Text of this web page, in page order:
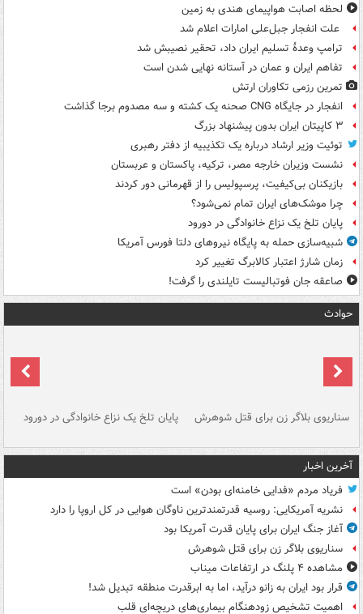
لحظه اصابت هواپیمای هندی به زمین
علت انفجار جبل‌علی امارات اعلام شد
ترامپ وعدۀ تسلیم ایران داد، تحقیر نصیبش شد
تفاهم ایران و عمان در آستانه نهایی شدن است
تمرین رزمی تکاوران ارتش
انفجار در جایگاه CNG صحنه یک کشته و سه مصدوم برجا گذاشت
۳ کاپیتان ایران بدون پیشنهاد بزرگ
توئیت وزیر ارشاد درباره یک تکذیبیه از دفتر رهبری
نشست وزیران خارجه مصر، ترکیه، پاکستان و عربستان
بازیکنان بی‌کیفیت، پرسپولیس را از قهرمانی دور کردند
چرا موشک‌های ایران تمام نمی‌شود؟
پایان تلخ یک نزاع خانوادگی در دورود
شبیه‌سازی حمله به پایگاه نیروهای دلتا فورس آمریکا
زمان شارژ اعتبار کالابرگ تغییر کرد
صاعقه جان فوتبالیست تایلندی را گرفت!
حوادث
سناریوی بلاگر زن برای قتل شوهرش پایان تلخ یک نزاع خانوادگی در دورود
آخرین اخبار
فریاد مردم «فدایی خامنه‌ای بودن» است
نشریه آمریکایی: روسیه قدرتمندترین ناوگان هوایی در کل اروپا را دارد
آغاز جنگ ایران برای پایان قدرت آمریکا بود
سناریوی بلاگر زن برای قتل شوهرش
مشاهده ۴ پلنگ در ارتفاعات میناب
قرار بود ایران به زانو درآید، اما به ابرقدرت منطقه تبدیل شد!
اهمیت تشخیص زودهنگام بیماری‌های دریچه‌ای قلب